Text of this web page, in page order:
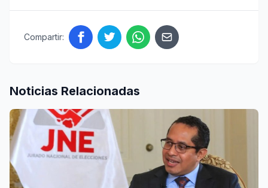
Compartir:
Noticias Relacionadas